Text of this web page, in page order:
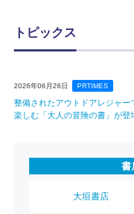
トピックス
2026年06月26日 PRTIMES
整備されたアウトドアレジャ
楽しむ「大人の冒険の書」が登
書
大垣書店